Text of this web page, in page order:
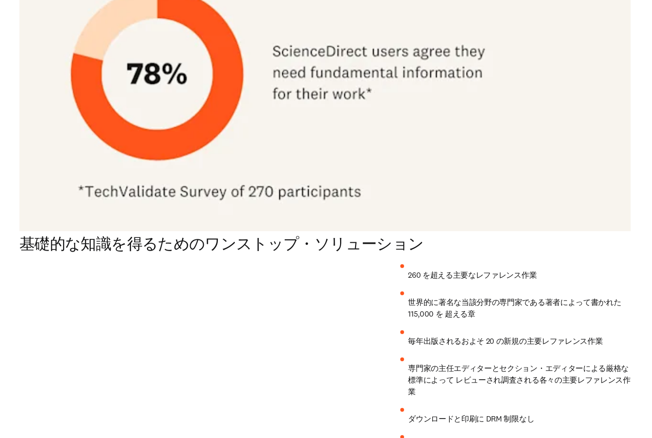
基礎的な知識を得るためのワンストップ・ソリューション
260 を超える主要なレファレンス作業
世界的に著名な当該分野の専門家である著者によって書かれた
115,000 を 超える章
毎年出版されるおよそ 20 の新規の主要レファレンス作業
専門家の主任エディターとセクション・エディターによる厳格な
標準によって レビューされ調査される各々の主要レファレンス作
業
ダウンロードと印刷に DRM 制限なし